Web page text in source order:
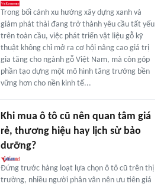
Trong bối cảnh xu hướng xây dựng xanh và
giảm phát thải đang trở thành yêu cầu tất yếu
trên toàn cầu, việc phát triển vật liệu gỗ kỹ
thuật không chỉ mở ra cơ hội nâng cao giá trị
gia tăng cho ngành gỗ Việt Nam, mà còn góp
phần tạo dựng một mô hình tăng trưởng bền
vững hơn cho nền kinh tế...
Khi mua ô tô cũ nên quan tâm giá
rẻ, thương hiệu hay lịch sử bảo
dưỡng?
Đứng trước hàng loạt lựa chọn ô tô cũ trên thị
trường, nhiều người phân vân nên ưu tiên giá